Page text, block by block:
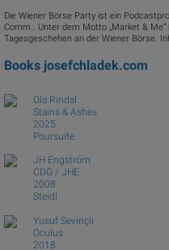
Die Wiener Börse Party ist ein
Comm.. Unter dem Motto „Market &
Tagesgeschehen an der Wiener Börse.
Books josefchladek.com
Ola Rindal
Stains & Ashes
2025
Poursuite
JH Engström
CDG / JHE
2008
Steidl
Yusuf Sevinçli
Oculus
2018